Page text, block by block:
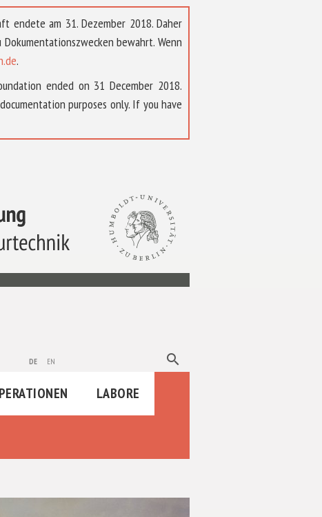
endete am 31. Dezember 2018. Daher
bewahrt. Wenn
.
ended on 31 December 2018.
purposes only. If you have
de en search
LABORE